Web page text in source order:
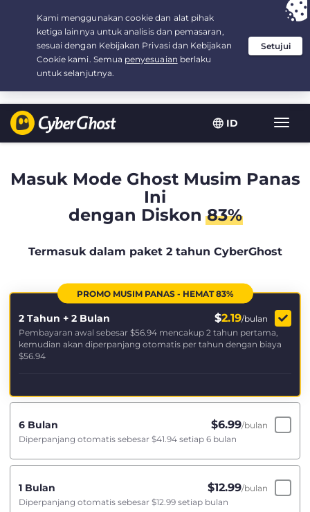
ID
Your choice: The Best Dealfor 2.1666666666667-years at $
/month
Masuk Mode Ghost Musim Panas
Ini
dengan Diskon83%
Termasuk dalam paket 2 tahun CyberGhost
PROMO MUSIM PANAS - HEMAT 83%
2 Tahun + 2 Bulan $2.19/bulan
Pembayaran awal sebesar $56.94 mencakup 2 tahun pertama,
kemudian akan diperpanjang otomatis per tahun dengan biaya
$56.94
6 Bulan $6.99/bulan
Diperpanjang otomatis sebesar $41.94 setiap 6 bulan
1 Bulan $12.99/bulan
Diperpanjang otomatis sebesar $12.99 setiap bulan